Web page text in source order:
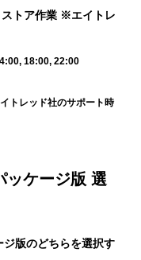
トア作業 ※エイトレ
18:00, 22:00
トレッド社のサポート時
ケージ版 選
版のどちらを選択す